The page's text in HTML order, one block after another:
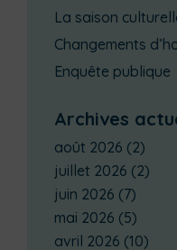
La saison
Changements
Enquête publique
Archives
août 2026 (2)
juillet 2026 (2)
juin 2026 (7)
mai 2026 (5)
avril 2026 (10)